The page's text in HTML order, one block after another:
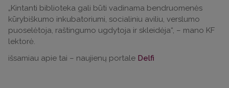
„Kintanti biblioteka gali būti vadinama bendruomenės
kūrybiškumo inkubatoriumi, socialiniu aviliu, verslumo
puoselėtoja, raštingumo ugdytoja ir skleidėja“, – mano KF
lektorė.
išsamiau apie tai – naujienų portale Delfi